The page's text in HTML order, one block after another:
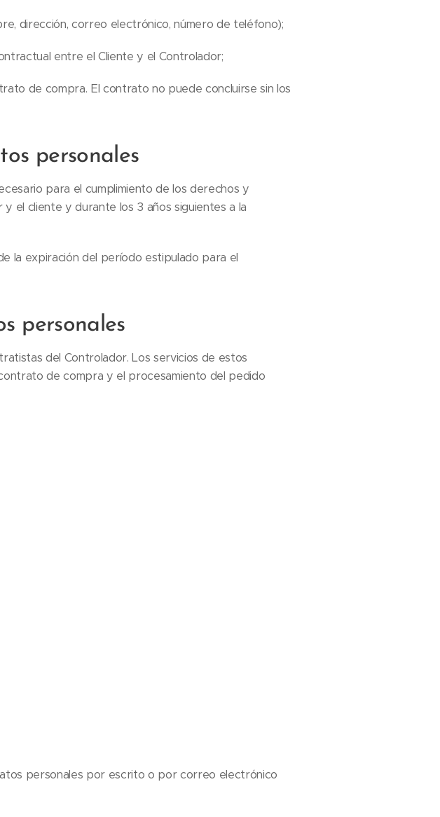
dirección, correo electrónico, número de teléfono);
entre el Cliente y el Controlador;
de compra. El contrato no puede concluirse sin los
personales
para el cumplimiento de los derechos y
el cliente y durante los 3 años siguientes a la
la expiración del período estipulado para el
personales
del Controlador. Los servicios de estos
de compra y el procesamiento del pedido
personales por escrito o por correo electrónico